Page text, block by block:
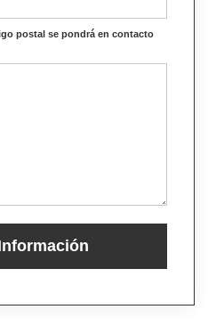
postal se pondrá en contacto